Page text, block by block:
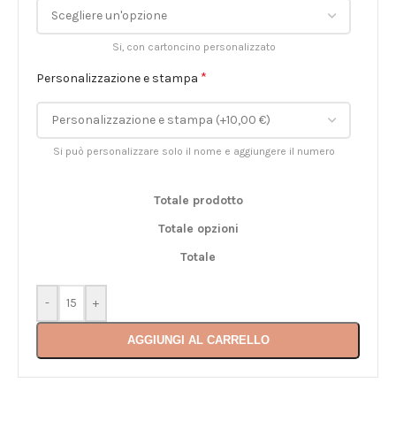
Si, con cartoncino personalizzato
Personalizzazione e stampa *
Si può personalizzare solo il nome e aggiungere il numero
Totale prodotto
Totale opzioni
Totale
- +
AGGIUNGI AL CARRELLO